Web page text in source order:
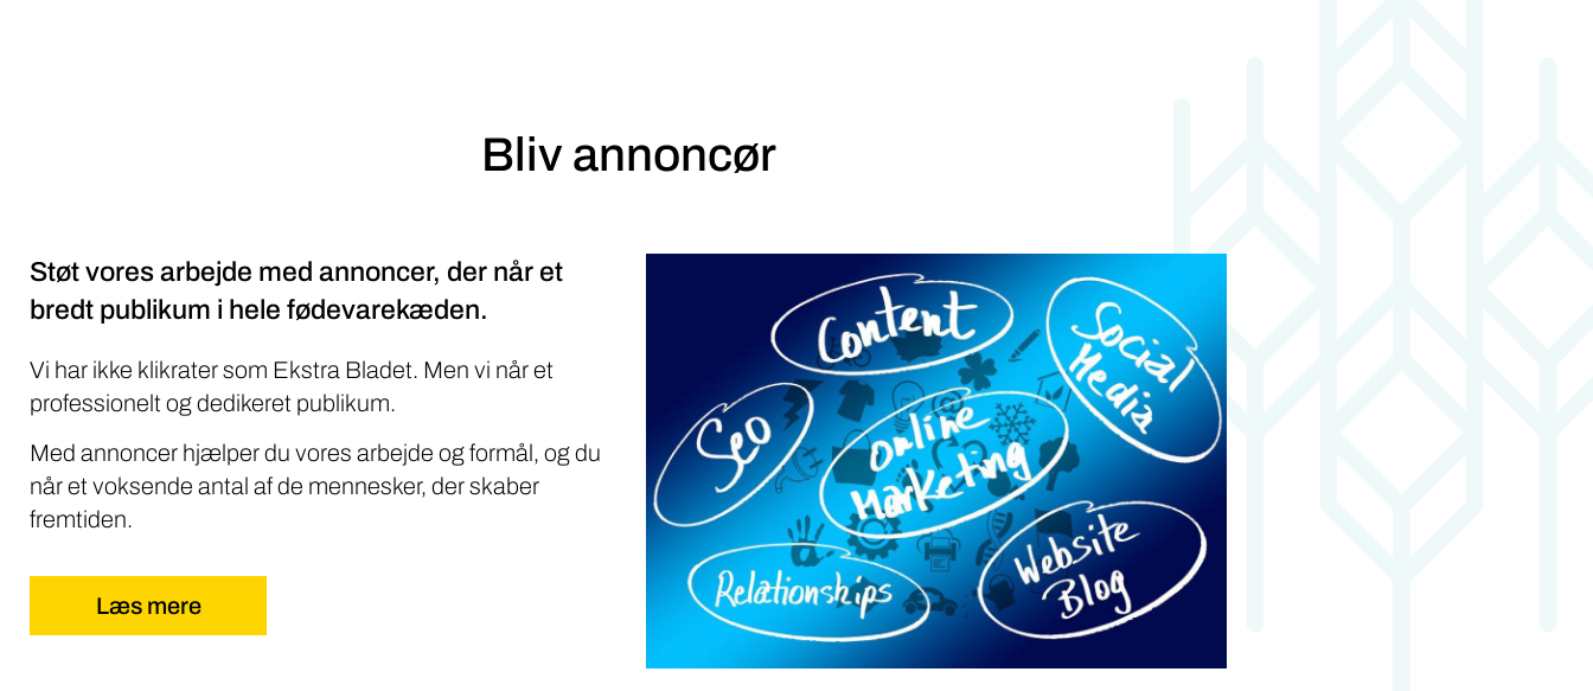
Bliv annoncør
Støt vores arbejde med annoncer, der når et
bredt publikum i hele fødevarekæden.
Vi har ikke klikrater som Ekstra Bladet. Men vi når et
professionelt og dedikeret publikum.
Med annoncer hjælper du vores arbejde og formål, og du
når et voksende antal af de mennesker, der skaber
fremtiden.
Læs mere